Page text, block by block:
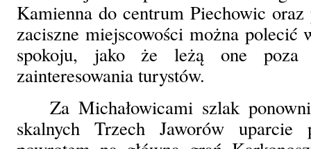
Kamienna do centrum Piechowic
zaciszne miejscowości można polecić
spokoju, jako że leżą one poza
zainteresowania turystów.
Za Michałowicami szlak
skalnych Trzech Jaworów